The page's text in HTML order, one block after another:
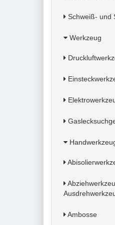
Schweiß- und
Werkzeug
Ambosse